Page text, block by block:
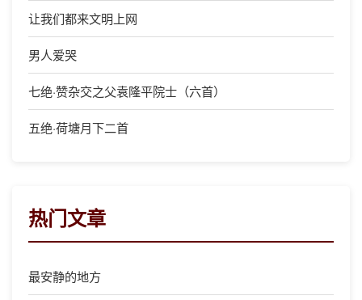
让我们都来文明上网
男人爱哭
七绝·赞杂交之父袁隆平院士（六首）
五绝·荷塘月下二首
热门文章
最安静的地方